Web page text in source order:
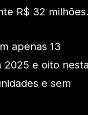
R$ 32
apenas 13
2025 e oito
e sem